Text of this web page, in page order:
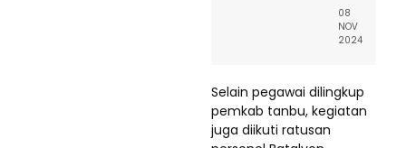
08
NOV
2024
Selain pegawai dilingkup
pemkab tanbu, kegiatan
juga diikuti ratusan